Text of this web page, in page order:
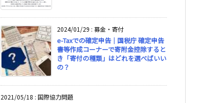
2024/01/29 : 募金・寄付
e-Taxでの確定申告｜国税庁 確定申告
書等作成コーナーで寄附金控除すると
き「寄付の種類」はどれを選べばいい
の？
2021/05/18 : 国際協力問題